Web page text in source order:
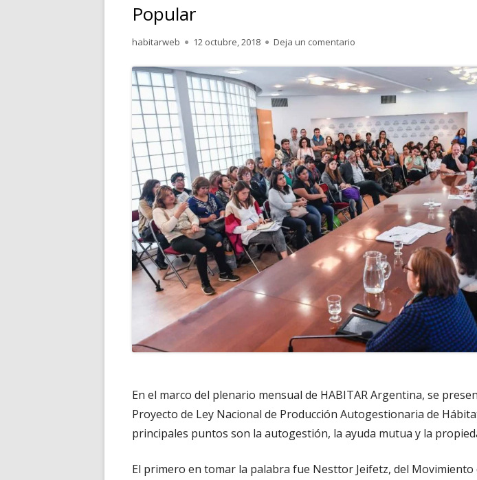
Popular
Autor
habitarweb
Publicado
12 octubre, 2018 Deja un comentario para HABITAR Argentina
En el marco del plenario mensual de HABITAR Argentina, se
Proyecto de Ley Nacional de Producción Autogestionaria de
principales puntos son la autogestión, la ayuda mutua y la
El primero en tomar la palabra fue Nesttor Jeifetz, del Movimiento